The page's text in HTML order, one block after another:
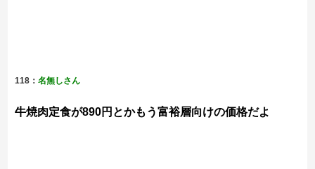
118：名無しさん
牛焼肉定食が890円とかもう富裕層向けの価格だよ